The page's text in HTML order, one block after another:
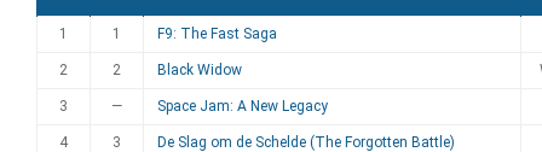
1 1 F9: The Fast Saga
2 2 Black Widow
3 — Space Jam: A New Legacy
4 3 De Slag om de Schelde (The Forgotten Battle)